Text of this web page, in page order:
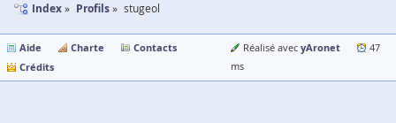
Index Profils stugeol
Aide Charte
Contacts
Crédits
Réalisé avec yAronet
47
ms